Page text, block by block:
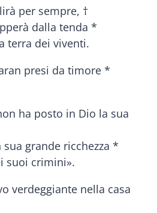
per sempre, †
dalla tenda *
terra dei viventi.
presi da timore *
ha posto in Dio la sua
grande ricchezza *
suoi crimini».
verdeggiante nella casa